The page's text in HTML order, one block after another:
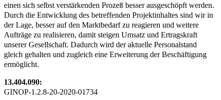
einen sich selbst verstärkenden Prozeß besser ausgeschöpft werden.
Durch die Entwicklung des betreffenden Projektinhaltes sind wir in
der Lage, besser auf den Marktbedarf zu reagieren und weitere
Aufträge zu realisieren, damit steigen Umsatz und Ertragskraft
unserer Gesellschaft. Dadurch wird der aktuelle Personalstand
gleich gehalten und zugleich eine Erweiterung der Beschäftigung
ermöglicht.
13.404.090:
GINOP-1.2.8-20-2020-01734